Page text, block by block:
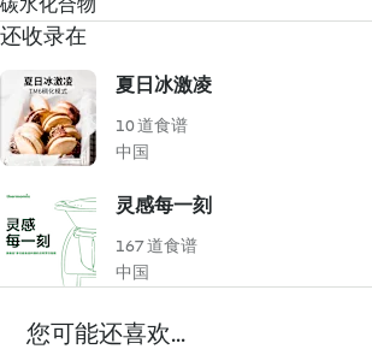
还收录在
夏日冰激凌
10 道食谱
中国
灵感每一刻
167 道食谱
中国
您可能还喜欢...